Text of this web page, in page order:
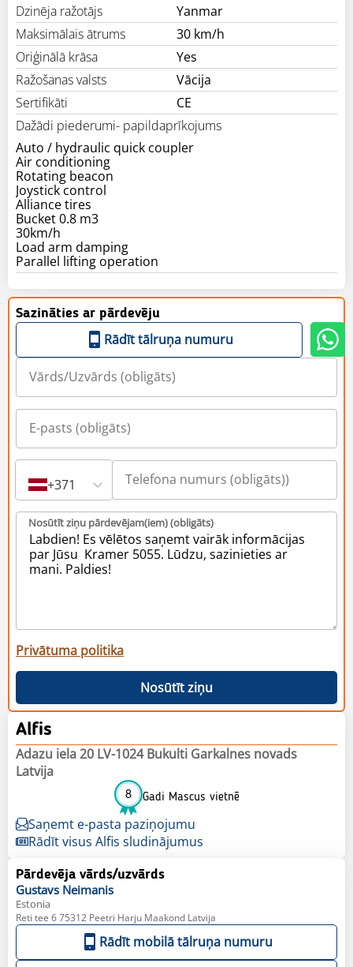
Dzinēja ražotājs
Yanmar
Maksimālais ātrums
30 km/h
Oriģinālā krāsa
Yes
Ražošanas valsts
Vācija
Sertifikāti
CE
Dažādi piederumi- papildaprīkojums
Auto / hydraulic quick coupler
Air conditioning
Rotating beacon
Joystick control
Alliance tires
Bucket 0.8 m3
30km/h
Load arm damping
Parallel lifting operation
Sazināties ar pārdevēju
Rādīt tālruņa numuru
+371
Nosūtīt ziņu pārdevējam(iem) (obligāts)
Privātuma politika
Nosūtīt ziņu
Alfis
Adazu iela 20 LV-1024 Bukulti Garkalnes novads
Latvija
8 Gadi Mascus vietnē
Saņemt e-pasta paziņojumu
Rādīt visus Alfis sludinājumus
Pārdevēja vārds/uzvārds
Gustavs Neimanis
Estonia
Reti tee 6 75312 Peetri Harju Maakond Latvija
Rādīt mobilā tālruņa numuru